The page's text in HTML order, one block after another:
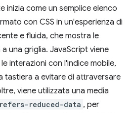
inizia come un semplice elenco
con CSS in un'esperienza di
e fluida, che mostra le
una griglia. JavaScript viene
interazioni con l'indice mobile,
tastiera a evitare di attraversare
viene utilizzata una media
reduced-data , per